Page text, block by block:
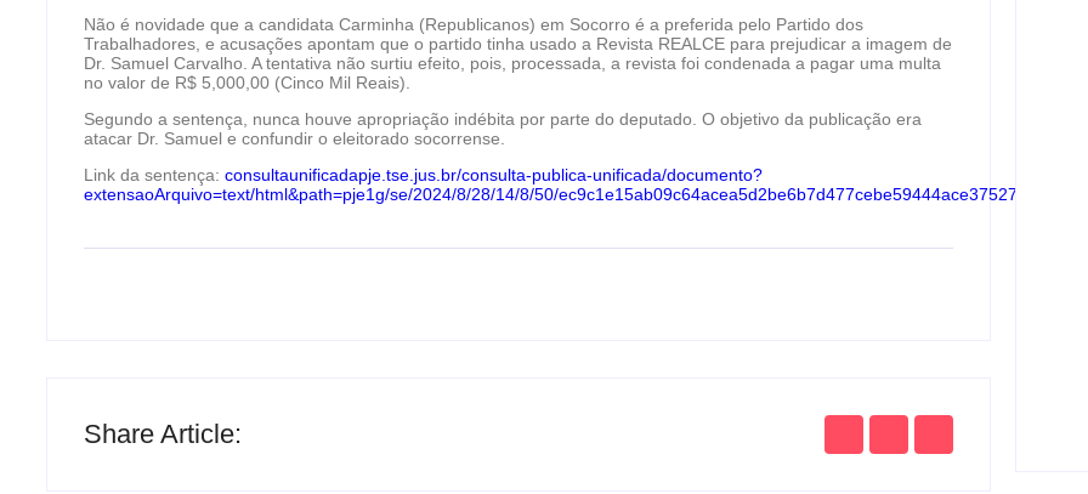
Não é novidade que a candidata Carminha (Republicanos) em Socorro é a preferida pelo Partido dos
Trabalhadores, e acusações apontam que o partido tinha usado a Revista REALCE para prejudicar a imagem de
Dr. Samuel Carvalho. A tentativa não surtiu efeito, pois, processada, a revista foi condenada a pagar uma multa
no valor de R$ 5,000,00 (Cinco Mil Reais).
Segundo a sentença, nunca houve apropriação indébita por parte do deputado. O objetivo da publicação era
atacar Dr. Samuel e confundir o eleitorado socorrense.
Link da sentença: consultaunificadapje.tse.jus.br/consulta-publica-unificada/documento?
extensaoArquivo=text/html&path=pje1g/se/2024/8/28/14/8/50/
Share Article: